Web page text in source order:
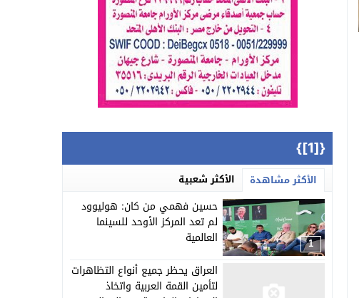
{[1]}
الأكثر مشاهدة الأكثر شعبية
1
حسين فهمي من كان: هوليوود
لم تعد المركز الأوحد للسينما
العالمية
العراق يحظر جميع أنواع التظاهرات
لتأمين القمة العربية واتخاذ